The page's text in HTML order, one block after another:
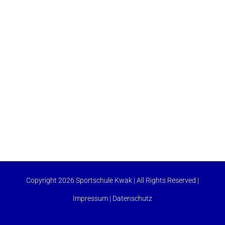
Copyright 2026 Sportschule Kwak | All Rights Reserved |
Impressum | Datenschutz